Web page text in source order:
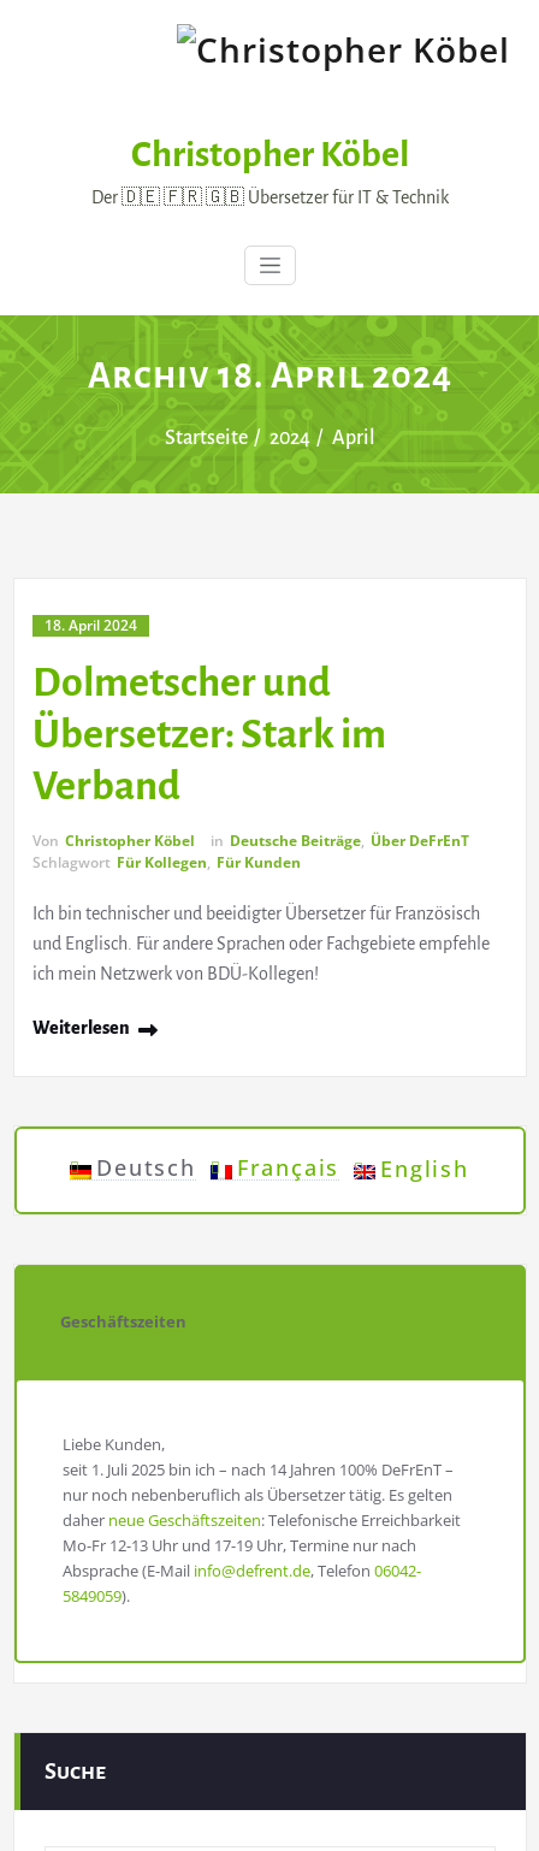
Christopher Köbel
Der 🇩🇪 🇫🇷 🇬🇧 Übersetzer für IT & Technik
Archiv 18. April 2024
Startseite 2024 April
18. April 2024
Dolmetscher und
Übersetzer: Stark im
Verband
Von Christopher Köbel in Deutsche Beiträge, Über DeFrEnT
Schlagwort Für Kollegen, Für Kunden
Ich bin technischer und beeidigter Übersetzer für Französisch
und Englisch. Für andere Sprachen oder Fachgebiete empfehle
ich mein Netzwerk von BDÜ-Kollegen!
Weiterlesen
Deutsch Français English
Geschäftszeiten
Liebe Kunden,
seit 1. Juli 2025 bin ich – nach 14 Jahren 100% DeFrEnT –
nur noch nebenberuflich als Übersetzer tätig. Es gelten
daher neue Geschäftszeiten: Telefonische Erreichbarkeit
Mo-Fr 12-13 Uhr und 17-19 Uhr, Termine nur nach
Absprache (E-Mail info@defrent.de, Telefon 06042-
5849059).
Suche